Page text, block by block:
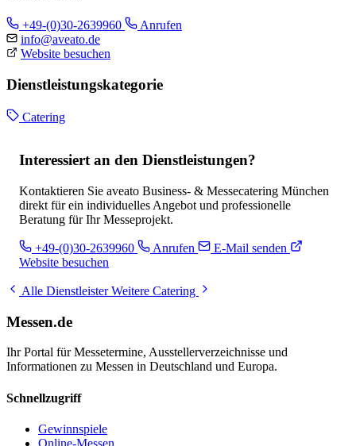
+49-(0)30-2639960
Anrufen
info@aveato.de
Website besuchen
Dienstleistungskategorie
Catering
Interessiert an den Dienstleistungen?
Kontaktieren Sie aveato Business- & Messecatering München
direkt für ein individuelles Angebot und professionelle
Beratung für Ihr Messeprojekt.
+49-(0)30-2639960 Anrufen
E-Mail senden
Website besuchen
Alle DienstleisterWeitere Catering
Messen.de
Ihr Portal für Messetermine, Ausstellerverzeichnisse und
Informationen zu Messen in Deutschland und Europa.
Schnellzugriff
Gewinnspiele
Online-Messen